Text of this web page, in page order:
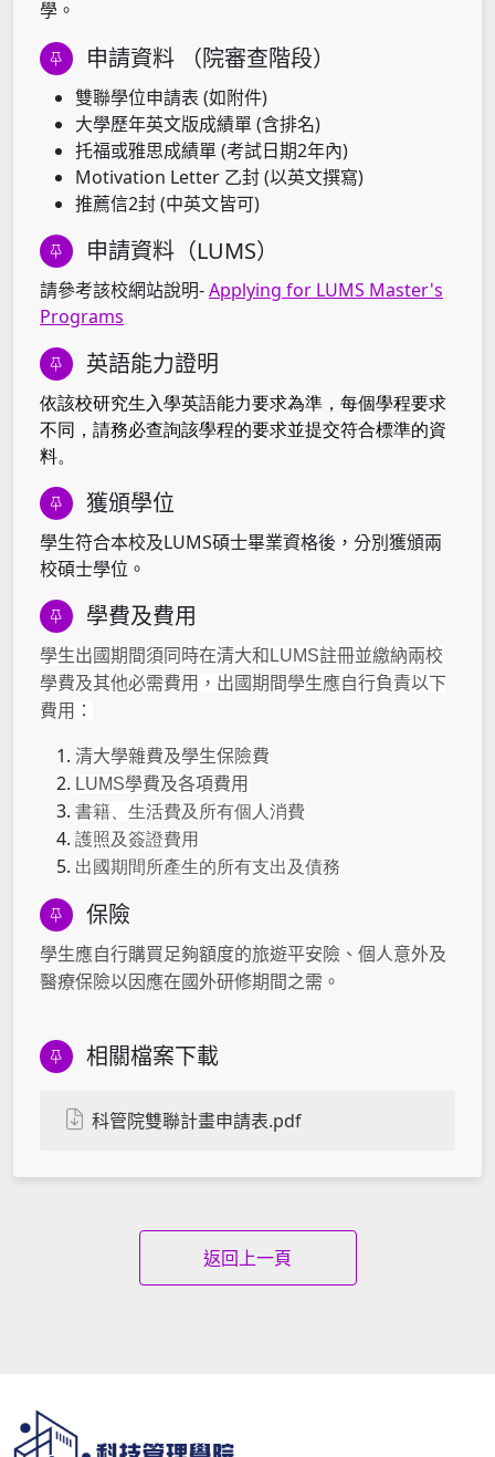
學。
申請資料 （院審查階段）
雙聯學位申請表 (如附件)
大學歷年英文版成績單 (含排名)
托福或雅思成績單 (考試日期2年內)
Motivation Letter 乙封 (以英文撰寫)
推薦信2封 (中英文皆可)
申請資料（LUMS）
請參考該校網站說明-Applying for LUMS Master's
Programs
英語能力證明
依該校研究生入學英語能力要求為準，每個學程要求
不同，請務必查詢該學程的要求並提交符合標準的資
料。
獲頒學位
學生符合本校及LUMS碩士畢業資格後，分別獲頒兩
校碩士學位。
學費及費用
學生出國期間須同時在清大和LUMS註冊並繳納兩校
學費及其他必需費用，出國期間學生應自行負責以下
費用：
清大學雜費及學生保險費
LUMS學費及各項費用
書籍、生活費及所有個人消費
護照及簽證費用
出國期間所產生的所有支出及債務
保險
學生應自行購買足夠額度的旅遊平安險、個人意外及
醫療保險以因應在國外研修期間之需。
相關檔案下載
科管院雙聯計畫申請表.pdf
返回上一頁